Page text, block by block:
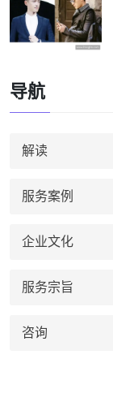
导航
解读
服务案例
企业文化
服务宗旨
咨询